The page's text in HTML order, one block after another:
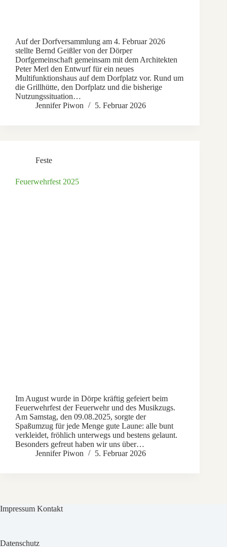
Auf der Dorfversammlung am 4. Februar 2026
stellte Bernd Geißler von der Dörper
Dorfgemeinschaft gemeinsam mit dem Architekten
Peter Merl den Entwurf für ein neues
Multifunktionshaus auf dem Dorfplatz vor. Rund um
die Grillhütte, den Dorfplatz und die bisherige
Nutzungssituation…
Jennifer Piwon
5. Februar 2026
Feste
Feuerwehrfest 2025
Im August wurde in Dörpe kräftig gefeiert beim
Feuerwehrfest der Feuerwehr und des Musikzugs.
Am Samstag, den 09.08.2025, sorgte der
Spaßumzug für jede Menge gute Laune: alle bunt
verkleidet, fröhlich unterwegs und bestens gelaunt.
Besonders gefreut haben wir uns über…
Jennifer Piwon
5. Februar 2026
Impressum Kontakt
Datenschutz